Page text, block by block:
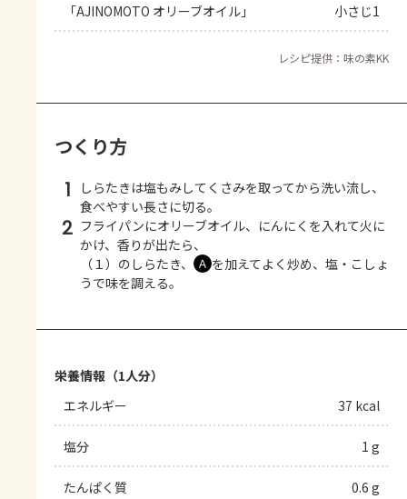
「AJINOMOTO オリーブオイル」 小さじ1
レシピ提供：味の素KK
つくり方
1
しらたきは塩もみしてくさみを取ってから洗い流し、
食べやすい長さに切る。
2 フライパンにオリーブオイル、にんにくを入れて火に
かけ、香りが出たら、
（１）のしらたき、
Ａ を加えてよく炒め、塩・こしょ
うで味を調える。
栄養情報（1人分）
エネルギー
37 kcal
塩分 1 g
たんぱく質 0.6 g